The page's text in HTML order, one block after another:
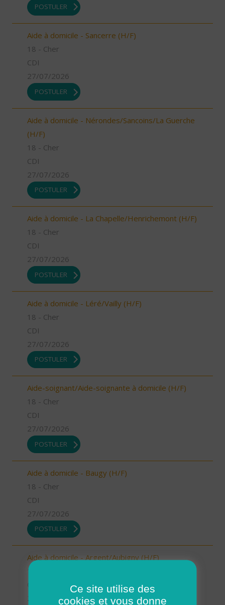
POSTULER
Aide à domicile - Sancerre (H/F)
18 - Cher
CDI
27/07/2026
POSTULER
Aide à domicile - Nérondes/Sancoins/La Guerche
(H/F)
18 - Cher
CDI
27/07/2026
POSTULER
Aide à domicile - La Chapelle/Henrichemont (H/F)
18 - Cher
CDI
27/07/2026
POSTULER
Aide à domicile - Léré/Vailly (H/F)
18 - Cher
CDI
27/07/2026
POSTULER
Aide-soignant/Aide-soignante à domicile (H/F)
18 - Cher
CDI
27/07/2026
POSTULER
Aide à domicile - Baugy (H/F)
18 - Cher
CDI
27/07/2026
POSTULER
Aide à domicile - Argent/Aubigny (H/F)
18 - Cher
27/07/2026
Ce site utilise des
cookies et vous donne